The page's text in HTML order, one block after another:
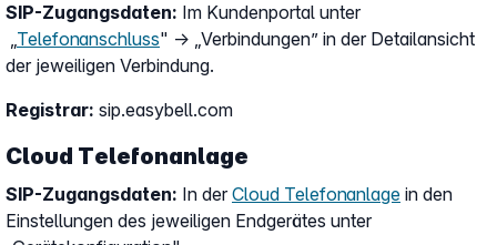
SIP-Zugangsdaten: Im Kundenportal unter
„Telefonanschluss" → „Verbindungen” in der Detailansicht
der jeweiligen Verbindung.
Registrar: sip.easybell.com
Cloud Telefonanlage
SIP-Zugangsdaten: In der Cloud Telefonanlage in den
Einstellungen des jeweiligen Endgerätes unter